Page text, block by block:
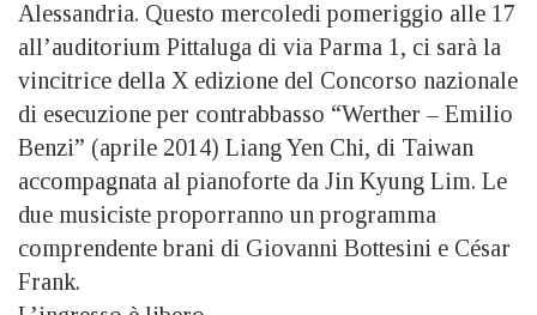
Alessandria. Questo mercoledi pomeriggio alle 17
all’auditorium Pittaluga di via Parma 1, ci sarà la
vincitrice della X edizione del Concorso nazionale
di esecuzione per contrabbasso “Werther – Emilio
Benzi” (aprile 2014) Liang Yen Chi, di Taiwan
accompagnata al pianoforte da Jin Kyung Lim. Le
due musiciste proporranno un programma
comprendente brani di Giovanni Bottesini e César
Frank.